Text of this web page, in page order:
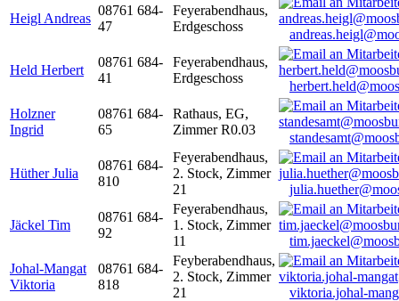
Heigl Andreas
08761 684-
47
Feyerabendhaus,
Erdgeschoss
Held Herbert
08761 684-
41
Feyerabendhaus,
Erdgeschoss
Holzner
Ingrid
08761 684-
65
Rathaus, EG,
Zimmer R0.03
Hüther Julia
08761 684-
810
Feyerabendhaus,
2. Stock, Zimmer
21
Jäckel Tim
08761 684-
92
Feyerabendhaus,
1. Stock, Zimmer
11
Johal-Mangat
Viktoria
08761 684-
818
Feyberabendhaus,
2. Stock, Zimmer
21
viktoria.johal-